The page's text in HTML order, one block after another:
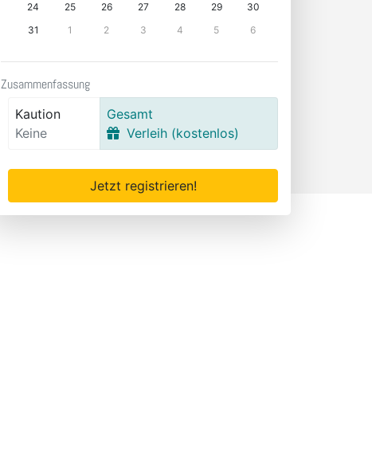
24
25 26 27 28 29
30
31
1 2 3 4 5 6
Zusammenfassung
Kaution
Keine
Gesamt
Verleih (kostenlos)
Jetzt registrieren!